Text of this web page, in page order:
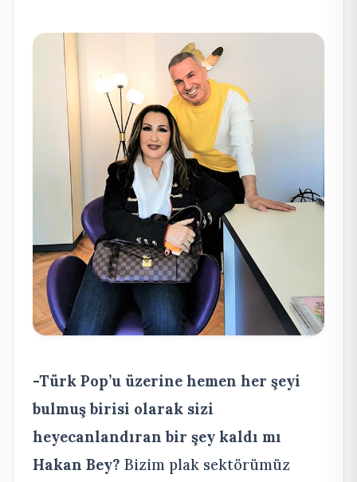
-Türk Pop’u üzerine hemen her şeyi
bulmuş birisi olarak sizi
heyecanlandıran bir şey kaldı mı
Hakan Bey? Bizim plak sektörümüz